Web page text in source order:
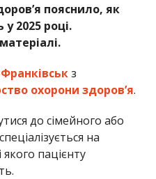
пояснило, як
у 2025 році.
з
охорони здоров’я.
до сімейного або
на
пацієнту